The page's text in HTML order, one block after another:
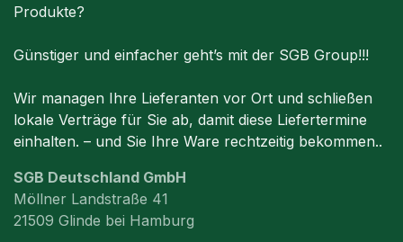
Produkte?
Günstiger und einfacher geht’s mit der SGB Group!!!
Wir managen Ihre Lieferanten vor Ort und schließen
lokale Verträge für Sie ab, damit diese Liefertermine
einhalten. – und Sie Ihre Ware rechtzeitig bekommen..
SGB Deutschland GmbH
Möllner Landstraße 41
21509 Glinde bei Hamburg